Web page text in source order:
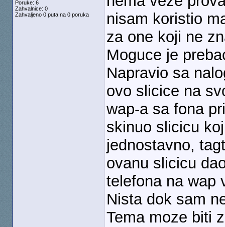
Poruke: 6
Zahvalnice: 0
Zahvaljeno 0 puta na 0 poruka
nisam koristio
za one koji ne
Moguce je
Napravio sa
ovo slicice na
wap-a sa fona
skinuo slicicu
jednostavno,
ovanu slicicu
telefona na wap
Nista dok sam
Tema moze biti